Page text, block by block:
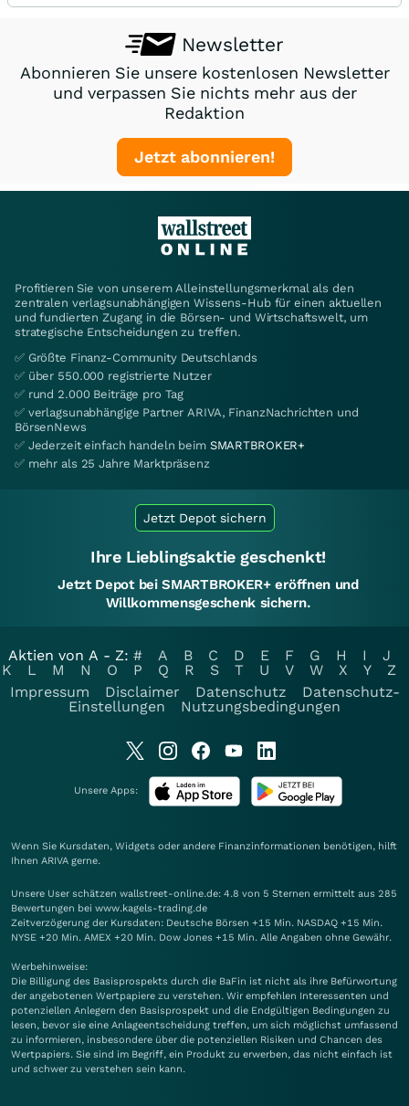
Newsletter
Abonnieren Sie unsere kostenlosen Newsletter
und verpassen Sie nichts mehr aus der
Redaktion
Jetzt abonnieren!
Profitieren Sie von unserem Alleinstellungsmerkmal als den
zentralen verlagsunabhängigen Wissens-Hub für einen aktuellen
und fundierten Zugang in die Börsen- und Wirtschaftswelt, um
strategische Entscheidungen zu treffen.
✅ Größte Finanz-Community Deutschlands
✅ über 550.000 registrierte Nutzer
✅ rund 2.000 Beiträge pro Tag
✅ verlagsunabhängige Partner ARIVA, FinanzNachrichten und
BörsenNews
✅ Jederzeit einfach handeln beim SMARTBROKER+
✅ mehr als 25 Jahre Marktpräsenz
Jetzt Depot sichern
Ihre Lieblingsaktie geschenkt!
Jetzt Depot bei SMARTBROKER+ eröffnen und
Willkommensgeschenk sichern.
Aktien von A - Z: # A B C D E F G H I
J
K
L M N O P Q R S T U V W X Y
Z
Impressum
Disclaimer Datenschutz
Datenschutz-
Einstellungen
Nutzungsbedingungen
Unsere Apps:
Wenn Sie Kursdaten, Widgets oder andere Finanzinformationen benötigen, hilft
Ihnen ARIVA gerne.
Unsere User schätzen wallstreet-online.de: 4.8 von 5 Sternen ermittelt aus 285
Bewertungen bei www.kagels-trading.de
Zeitverzögerung der Kursdaten: Deutsche Börsen +15 Min. NASDAQ +15 Min.
NYSE +20 Min. AMEX +20 Min. Dow Jones +15 Min. Alle Angaben ohne Gewähr.
Werbehinweise:
Die Billigung des Basisprospekts durch die BaFin ist nicht als ihre Befürwortung
der angebotenen Wertpapiere zu verstehen. Wir empfehlen Interessenten und
potenziellen Anlegern den Basisprospekt und die Endgültigen Bedingungen zu
lesen, bevor sie eine Anlageentscheidung treffen, um sich möglichst umfassend
zu informieren, insbesondere über die potenziellen Risiken und Chancen des
Wertpapiers. Sie sind im Begriff, ein Produkt zu erwerben, das nicht einfach ist
und schwer zu verstehen sein kann.